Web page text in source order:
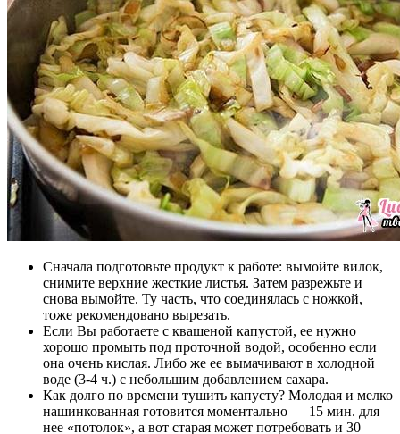
Сначала подготовьте продукт к работе: вымойте вилок,
снимите верхние жесткие листья. Затем разрежьте и
снова вымойте. Ту часть, что соединялась с ножкой,
тоже рекомендовано вырезать.
Если Вы работаете с квашеной капустой, ее нужно
хорошо промыть под проточной водой, особенно если
она очень кислая. Либо же ее вымачивают в холодной
воде (3-4 ч.) с небольшим добавлением сахара.
Как долго по времени тушить капусту? Молодая и мелко
нашинкованная готовится моментально — 15 мин. для
нее «потолок», а вот старая может потребовать и 30